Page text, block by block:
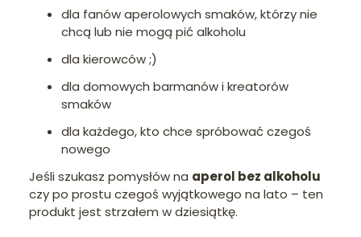
dla fanów aperolowych smaków, którzy nie
chcą lub nie mogą pić alkoholu
dla kierowców ;)
dla domowych barmanów i kreatorów
smaków
dla każdego, kto chce spróbować czegoś
nowego
Jeśli szukasz pomysłów na aperol bez alkoholu
czy po prostu czegoś wyjątkowego na lato – ten
produkt jest strzałem w dziesiątkę.